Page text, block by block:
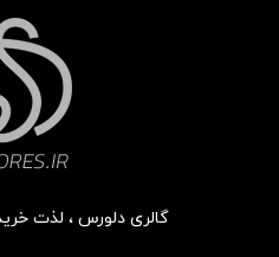
گالری دلورس ، لذت